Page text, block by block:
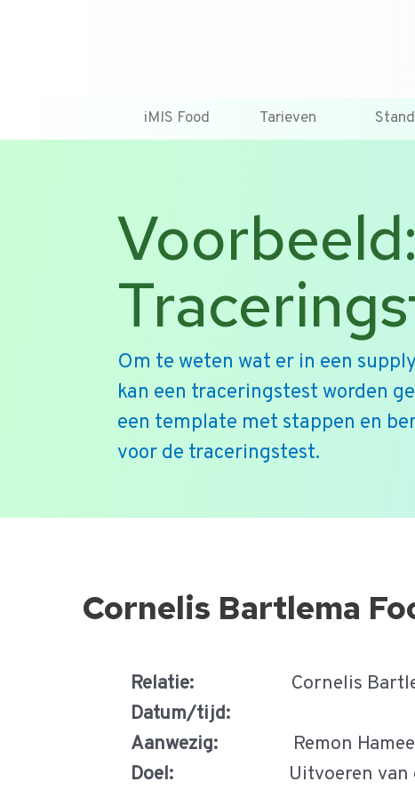
iMIS Food Tarieven
Om te weten wat er in een
kan een traceringstest worden
een template met stappen en
voor de traceringstest.
Cornelis Bartlema
Relatie: Cornelis
Datum/tijd:
Aanwezig: Remon Hameete
Doel: Uitvoeren van een